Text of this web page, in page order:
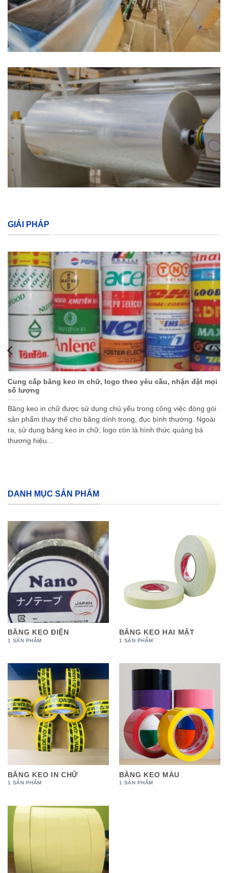
GIẢI PHÁP
Cung cấp băng keo in chữ, logo theo yêu cầu, nhận đặt mọi
số lượng
Băng keo in chữ được sử dụng chủ yếu trong công việc đóng gói
sản phẩm thay thế cho băng dính trong, đục bình thường. Ngoài
ra, sử dụng băng keo in chữ, logo còn là hình thức quảng bá
thương hiệu...
DANH MỤC SẢN PHẨM
BĂNG KEO ĐIỆN
1 SẢN PHẨM
BĂNG KEO HAI MẶT
1 SẢN PHẨM
BĂNG KEO IN CHỮ
1 SẢN PHẨM
BĂNG KEO MÀU
1 SẢN PHẨM